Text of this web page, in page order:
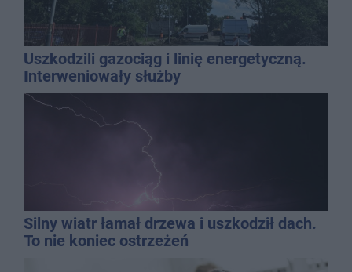
Uszkodzili gazociąg i linię energetyczną.
Interweniowały służby
Silny wiatr łamał drzewa i uszkodził dach.
To nie koniec ostrzeżeń